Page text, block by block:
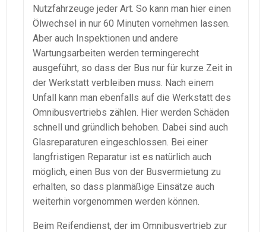
Nutzfahrzeuge jeder Art. So kann man hier einen
Ölwechsel in nur 60 Minuten vornehmen lassen.
Aber auch Inspektionen und andere
Wartungsarbeiten werden termingerecht
ausgeführt, so dass der Bus nur für kurze Zeit in
der Werkstatt verbleiben muss. Nach einem
Unfall kann man ebenfalls auf die Werkstatt des
Omnibusvertriebs zählen. Hier werden Schäden
schnell und gründlich behoben. Dabei sind auch
Glasreparaturen eingeschlossen. Bei einer
langfristigen Reparatur ist es natürlich auch
möglich, einen Bus von der Busvermietung zu
erhalten, so dass planmäßige Einsätze auch
weiterhin vorgenommen werden können.
Beim Reifendienst, der im Omnibusvertrieb zur